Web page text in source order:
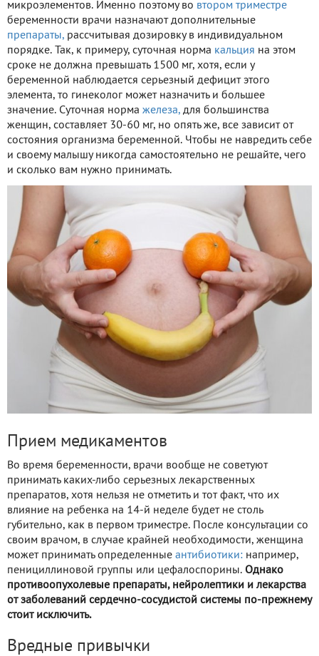
микроэлементов. Именно поэтому во втором триместре
беременности врачи назначают дополнительные
препараты, рассчитывая дозировку в индивидуальном
порядке. Так, к примеру, суточная норма кальция на этом
сроке не должна превышать 1500 мг, хотя, если у
беременной наблюдается серьезный дефицит этого
элемента, то гинеколог может назначить и большее
значение. Суточная норма железа, для большинства
женщин, составляет 30-60 мг, но опять же, все зависит от
состояния организма беременной. Чтобы не навредить себе
и своему малышу никогда самостоятельно не решайте, чего
и сколько вам нужно принимать.
Прием медикаментов
Во время беременности, врачи вообще не советуют
принимать каких-либо серьезных лекарственных
препаратов, хотя нельзя не отметить и тот факт, что их
влияние на ребенка на 14-й неделе будет не столь
губительно, как в первом триместре. После консультации со
своим врачом, в случае крайней необходимости, женщина
может принимать определенные антибиотики: например,
пенициллиновой группы или цефалоспорины. Однако
противоопухолевые препараты, нейролептики и лекарства
от заболеваний сердечно-сосудистой системы по-прежнему
стоит исключить.
Вредные привычки